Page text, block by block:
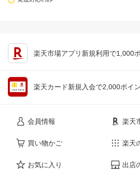
楽天市場アプリ新規利用で1,000
楽天カード新規入会で2,000ポイ
会員情報
買い物かご
お気に入り
楽天
楽天
出店